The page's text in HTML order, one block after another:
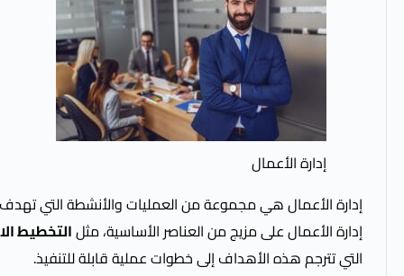
إدارة الأعمال
إدارة الأعمال هي مجموعة من العمليات والأنشطة التي تهدف
إدارة الأعمال على مزيج من العناصر الأساسية، مثلالتخطيط
التي تترجم هذه الأهداف إلى خطوات عملية قابلة للتنفيذ.